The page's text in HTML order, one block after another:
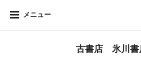
メニュー
古書店 氷川書